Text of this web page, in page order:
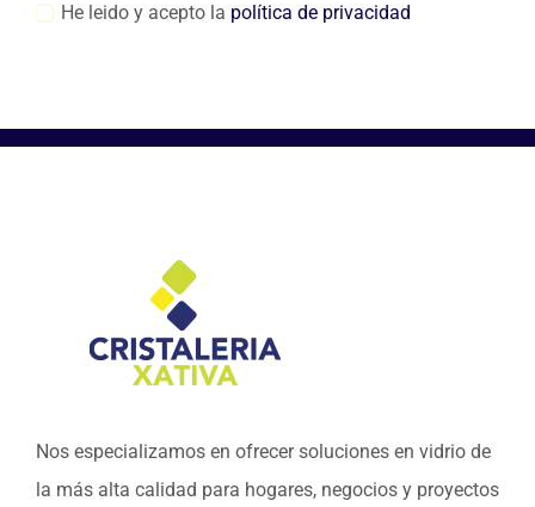
He leido y acepto la política de privacidad
Nos especializamos en ofrecer soluciones en vidrio de
la más alta calidad para hogares, negocios y proyectos